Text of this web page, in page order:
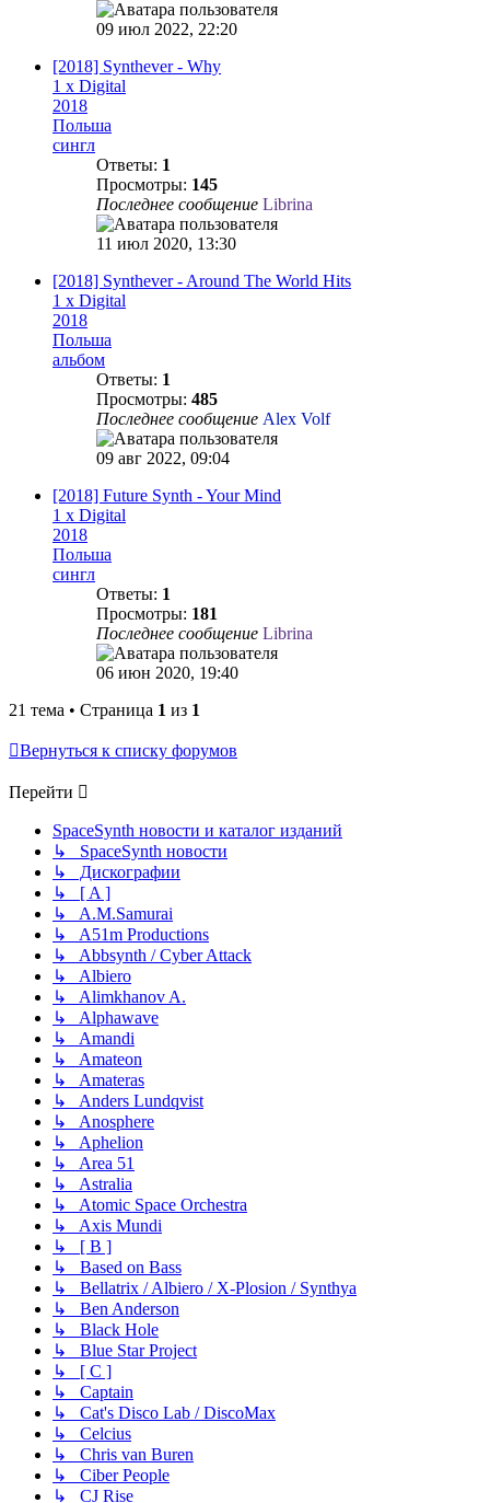
09 июл 2022, 22:20
[2018] Synthever - Why
1 x Digital
2018
Польша
сингл
Ответы: 1
Просмотры: 145
Последнее сообщение Librina
11 июл 2020, 13:30
[2018] Synthever - Around The World Hits
1 x Digital
2018
Польша
альбом
Ответы: 1
Просмотры: 485
Последнее сообщение Alex Volf
09 авг 2022, 09:04
[2018] Future Synth - Your Mind
1 x Digital
2018
Польша
сингл
Ответы: 1
Просмотры: 181
Последнее сообщение Librina
06 июн 2020, 19:40
21 тема • Страница 1 из 1
Вернуться к списку форумов
Перейти
SpaceSynth новости и каталог изданий
↳ SpaceSynth новости
↳ Дискографии
↳ [ A ]
↳ A.M.Samurai
↳ A51m Productions
↳ Abbsynth / Cyber Attack
↳ Albiero
↳ Alimkhanov A.
↳ Alphawave
↳ Amandi
↳ Amateon
↳ Amateras
↳ Anders Lundqvist
↳ Anosphere
↳ Aphelion
↳ Area 51
↳ Astralia
↳ Atomic Space Orchestra
↳ Axis Mundi
↳ [ B ]
↳ Based on Bass
↳ Bellatrix / Albiero / X-Plosion / Synthya
↳ Ben Anderson
↳ Black Hole
↳ Blue Star Project
↳ [ C ]
↳ Captain
↳ Cat's Disco Lab / DiscoMax
↳ Celcius
↳ Chris van Buren
↳ Ciber People
↳ CJ Rise